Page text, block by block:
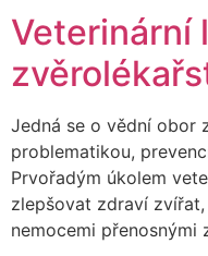
Veterinární
Jedná se o vědní obor
problematikou,
Prvořadým úkolem
zlepšovat zdraví
nemocemi přenosnými